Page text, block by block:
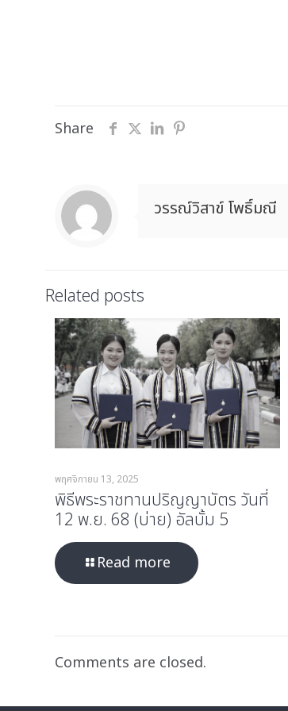
Share
วรรณ์วิสาข์ โพธิ์มณี
Related posts
พฤศจิกายน 13, 2025
พิธีพระราชทานปริญญาบัตร วันที่
12 พ.ย. 68 (บ่าย) อัลบั้ม 5
Read more
Comments are closed.